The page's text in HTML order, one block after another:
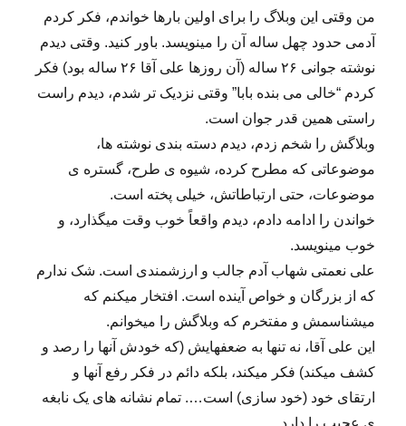
من وقتی این وبلاگ را برای اولین بارها خواندم، فکر کردم
آدمی حدود چهل ساله آن را مینویسد. باور کنید. وقتی دیدم
نوشته جوانی ۲۶ ساله (آن روزها علی آقا ۲۶ ساله بود) فکر
کردم “خالی می بنده بابا” وقتی نزدیک تر شدم، دیدم راست
راستی همین قدر جوان است.
وبلاگش را شخم زدم، دیدم دسته بندی نوشته ها،
موضوعاتی که مطرح کرده، شیوه ی طرح، گستره ی
موضوعات، حتی ارتباطاتش، خیلی پخته است.
خواندن را ادامه دادم، دیدم واقعاً خوب وقت میگذارد، و
خوب مینویسد.
علی نعمتی شهاب آدم جالب و ارزشمندی است. شک ندارم
که از بزرگان و خواص آینده است. افتخار میکنم که
میشناسمش و مفتخرم که وبلاگش را میخوانم.
این علی آقا، نه تنها به ضعفهایش (که خودش آنها را رصد و
کشف میکند) فکر میکند، بلکه دائم در فکر رفع‌ آنها و
ارتقای خود (خود سازی) است…. تمام نشانه های یک نابغه
ی عجیب را دارد.